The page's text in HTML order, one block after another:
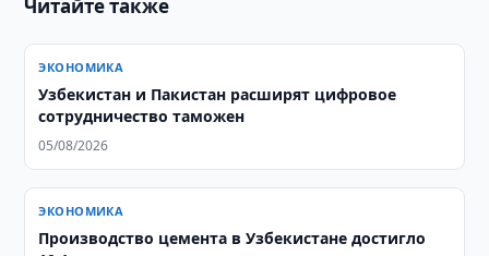
Читайте также
ЭКОНОМИКА
Узбекистан и Пакистан расширят цифровое
сотрудничество таможен
05/08/2026
ЭКОНОМИКА
Производство цемента в Узбекистане достигло